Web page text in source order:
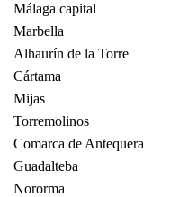
Málaga capital
Marbella
Alhaurín de la Torre
Cártama
Mijas
Torremolinos
Comarca de Antequera
Guadalteba
Nororma